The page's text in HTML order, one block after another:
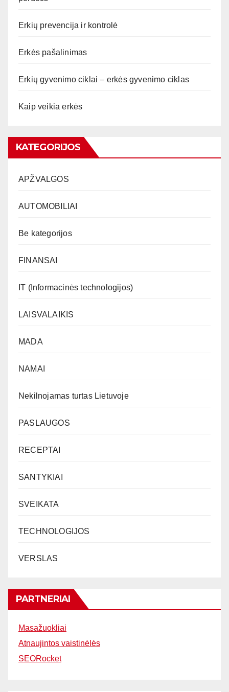
Erkių prevencija ir kontrolė
Erkės pašalinimas
Erkių gyvenimo ciklai – erkės gyvenimo ciklas
Kaip veikia erkės
KATEGORIJOS
APŽVALGOS
AUTOMOBILIAI
Be kategorijos
FINANSAI
IT (Informacinės technologijos)
LAISVALAIKIS
MADA
NAMAI
Nekilnojamas turtas Lietuvoje
PASLAUGOS
RECEPTAI
SANTYKIAI
SVEIKATA
TECHNOLOGIJOS
VERSLAS
PARTNERIAI
Masažuokliai
Atnaujintos vaistinėlės
SEORocket